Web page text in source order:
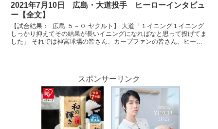
2021年7月10日 広島・大道投手 ヒーローインタビュ
ー【全文】
【試合結果： 広島 ５－０ ヤクルト】 大道「１イニング１イニング
しっかり抑えてその結果が長いイニングになればなと思って投げてま
した」 それでは神宮球場の皆さん、カープファンの皆さん、ヒーロ
スポンサーリンク